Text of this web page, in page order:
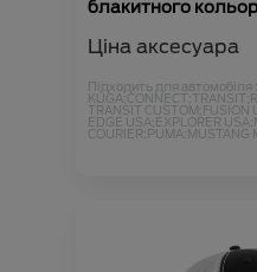
блакитного
Ціна аксесуара
Підходить для автомобіля :
KUGA;CONNECT;TRANSIT;
TRANSIT CUSTOM;FUSION
EDGE USA;EXPLORER USA;
COURIER;PUMA;MUSTANG